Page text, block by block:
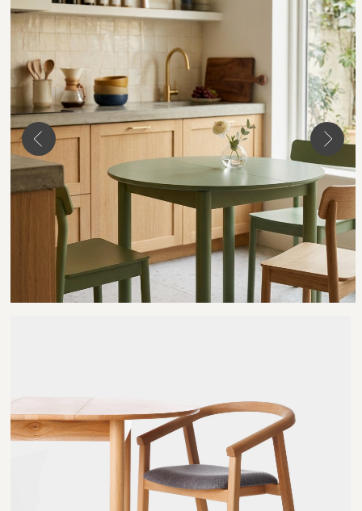
Мы можем изготовить для вас
мебель практически в любом цвете.
При необходимости, вы можете